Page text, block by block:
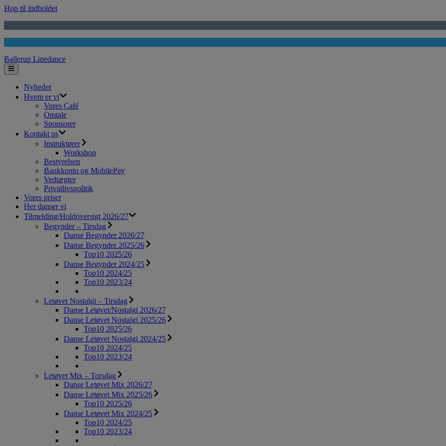
Hop til indholdet
Ballerup Linedance
Nyheder
Hvem er vi
Vores Café
Omtale
Sponsorer
Kontakt os
Instruktører
Workshop
Bestyrelsen
Bankkonto og MobilePay
Vedtægter
Privatlivspolitik
Vores priser
Her danser vi
Tilmelding/Holdoversigt 2026/27
Begynder – Tirsdag
Danse Begynder 2026/27
Danse Begynder 2025/26
Top10 2025/26
Danse Begynder 2024/25
Top10 2024/25
Top10 2023/24
Letøvet Nostalgi – Tirsdag
Danse Letøvet/Nostalgi 2026/27
Danse Letøvet Nostalgi 2025/26
Top10 2025/26
Danse Letøvet Nostalgi 2024/25
Top10 2024/25
Top10 2023/24
Letøvet Mix – Torsdag
Danse Letøvet Mix 2026/27
Danse Letøvet Mix 2025/26
Top10 2025/26
Danse Letøvet Mix 2024/25
Top10 2024/25
Top10 2023/24